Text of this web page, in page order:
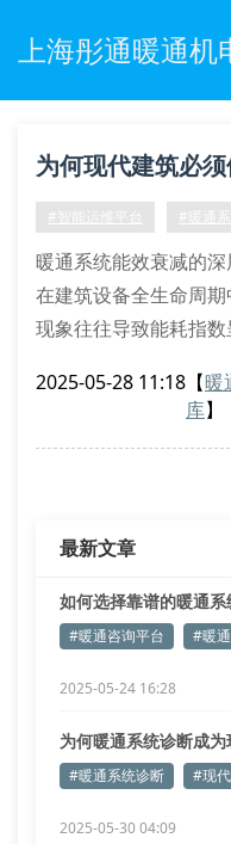
上海彤通暖通机
为何现代建筑必
务？
#智能运维平台 #暖通
暖通系统能效衰减的深
在建筑设备全生命周
现象往往导致能耗指
示踪检测法，可精准定
针对
2025-05-28 11:18 【暖
库】
最新文章
如何选择靠谱的暖通
#暖通咨询平台 #暖
2025-05-24 16:28
为何暖通系统诊断成
#暖通系统诊断 #现
2025-05-30 04:09